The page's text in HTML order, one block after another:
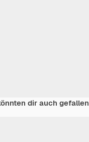
dir auch gefallen